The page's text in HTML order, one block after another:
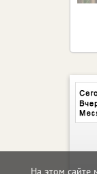
На этом сайте